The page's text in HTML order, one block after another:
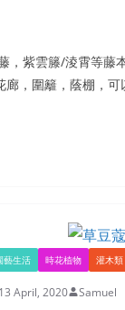
，紫雲籐/淩霄等藤
，圍籬，蔭棚，
藝生活 時花植物 灌木類
13 April, 2020 Samuel